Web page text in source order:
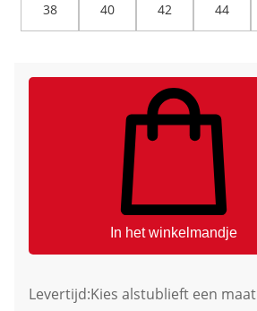
38 40 42 44
In het winkelmandje
Levertijd:Kies alstublieft een maat